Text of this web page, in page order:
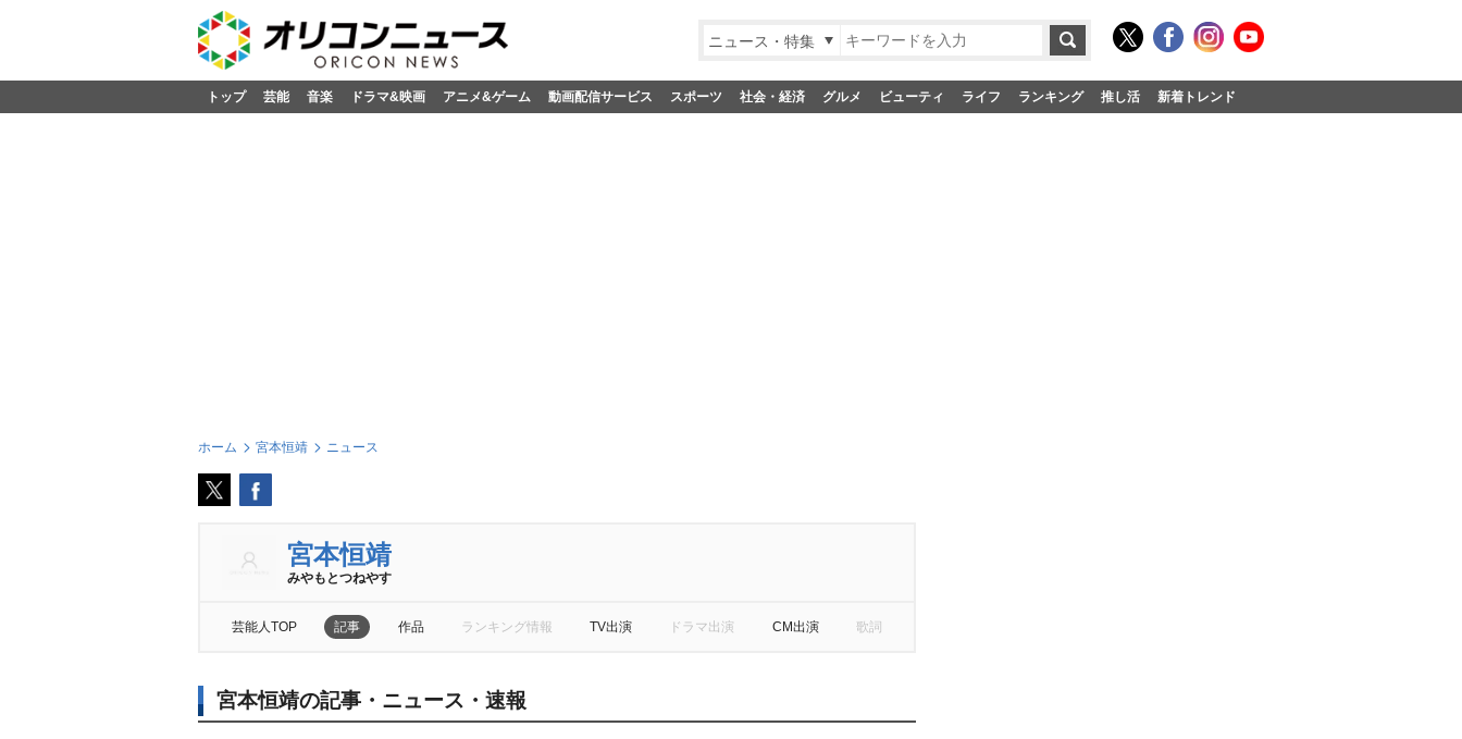
ニュース・特集
トップ 芸能 音楽 ドラマ&映画 アニメ&ゲーム 動画配信サービス スポーツ 社会・経済 グルメ ビューティ ライフ ランキング 推し活 新着トレンド
ホーム 宮本恒靖 ニュース
宮本恒靖
みやもとつねやす
芸能人TOP 記事 作品 ランキング情報 TV出演 ドラマ出演 CM出演 歌詞
宮本恒靖の記事・ニュース・速報